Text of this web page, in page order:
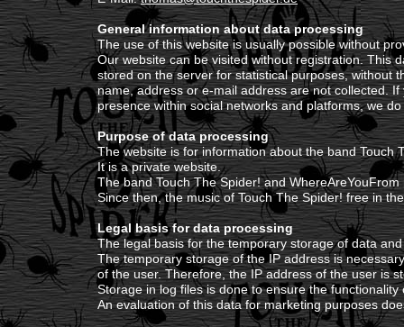
General information about data processing
The use of this website is usually possible without
Our website can be visited without registration. This
stored on the server for statistical purposes, without
name, address or e-mail address are not collected.
presence within social networks and platforms, we
Purpose of data processing
The website is for information about the band Touch
It is a private website.
The band Touch The Spider! and
Since then, the music of Touch The Spider! free in
Legal basis for data processing
The legal basis for the temporary storage of data
The temporary storage of the IP address is
of the user. Therefore, the IP address of the user is
Storage in log files is done to ensure the functionality
An evaluation of this data for marketing purposes